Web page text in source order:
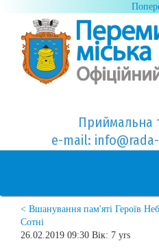
Приймальна
e-mail:
< Вшанування пам'яті Героїв
Сотні
26.02.2019 09:30 Вік: 7 yrs